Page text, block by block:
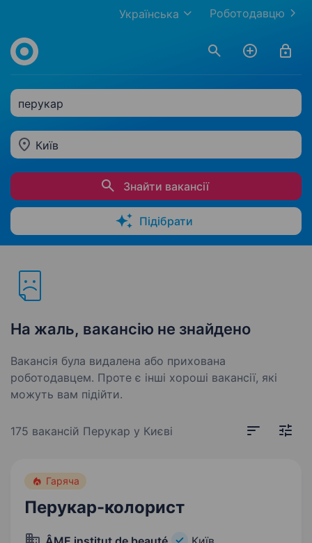
Роботодавцю
Українська
перукар
Київ
Знайти вакансії
Підібрати
На жаль, вакансію не знайдено
Вакансія була видалена або прихована
роботодавцем. Проте є інші хороші вакансії, які
можуть вам підійти.
175 вакансій Перукар у Києві
Гаряча
Перукар-колорист